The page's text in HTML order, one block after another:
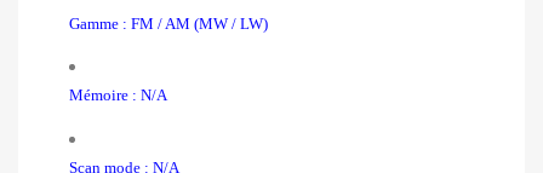
Gamme : FM / AM (MW / LW)
Mémoire : N/A
Scan mode : N/A